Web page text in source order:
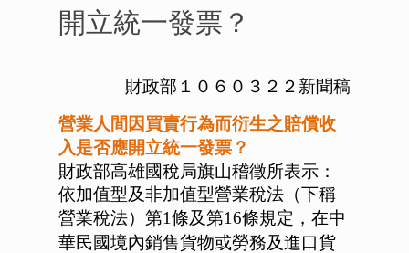
開立統一發票？
財政部１０６０３２２新聞稿
營業人間因買賣行為而衍生之賠償收
入是否應開立統一發票？
財政部高雄國稅局旗山稽徵所表示：
依加值型及非加值型營業稅法（下稱
營業稅法） 第1條及第16條規定，在中
華民國境內銷售貨物或勞務及進口貨